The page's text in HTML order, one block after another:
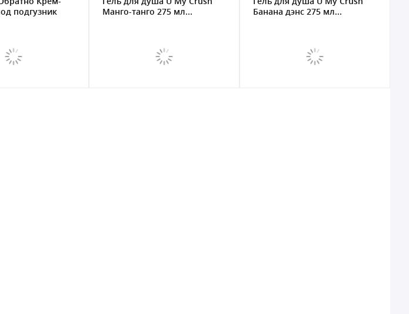
подгузник
Манго-танго 275 мл...
Банана дэнс 275 мл...